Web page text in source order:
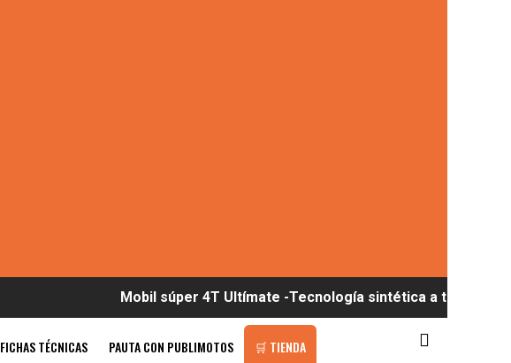
Mobil súper 4T Ultímate -Tecnología sintética a tu alcance
FICHAS TÉCNICAS PAUTA CON PUBLIMOTOS 🛒 TIENDA